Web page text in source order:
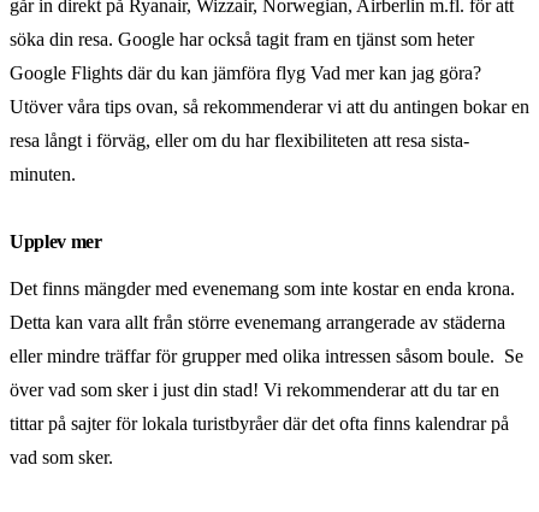
går in direkt på Ryanair, Wizzair, Norwegian, Airberlin m.fl. för att
söka din resa. Google har också tagit fram en tjänst som heter
Google Flights där du kan jämföra flyg Vad mer kan jag göra?
Utöver våra tips ovan, så rekommenderar vi att du antingen bokar en
resa långt i förväg, eller om du har flexibiliteten att resa sista-
minuten.
Upplev mer
Det finns mängder med evenemang som inte kostar en enda krona.
Detta kan vara allt från större evenemang arrangerade av städerna
eller mindre träffar för grupper med olika intressen såsom boule. Se
över vad som sker i just din stad! Vi rekommenderar att du tar en
tittar på sajter för lokala turistbyråer där det ofta finns kalendrar på
vad som sker.